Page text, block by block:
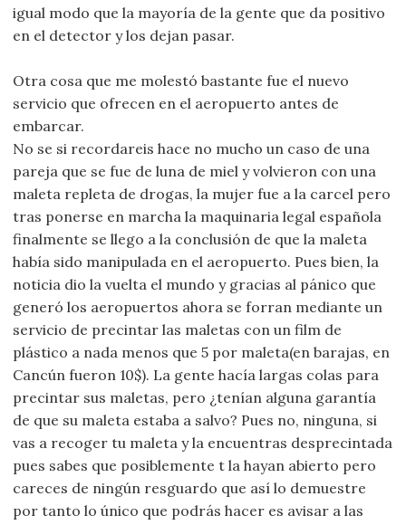
igual modo que la mayoría de la gente que da positivo
en el detector y los dejan pasar.
Otra cosa que me molestó bastante fue el nuevo
servicio que ofrecen en el aeropuerto antes de
embarcar.
No se si recordareis hace no mucho un caso de una
pareja que se fue de luna de miel y volvieron con una
maleta repleta de drogas, la mujer fue a la carcel pero
tras ponerse en marcha la maquinaria legal española
finalmente se llego a la conclusión de que la maleta
había sido manipulada en el aeropuerto. Pues bien, la
noticia dio la vuelta el mundo y gracias al pánico que
generó los aeropuertos ahora se forran mediante un
servicio de precintar las maletas con un film de
plástico a nada menos que 5 por maleta(en barajas, en
Cancún fueron 10$). La gente hacía largas colas para
precintar sus maletas, pero ¿tenían alguna garantía
de que su maleta estaba a salvo? Pues no, ninguna, si
vas a recoger tu maleta y la encuentras desprecintada
pues sabes que posiblemente t la hayan abierto pero
careces de ningún resguardo que así lo demuestre
por tanto lo único que podrás hacer es avisar a las